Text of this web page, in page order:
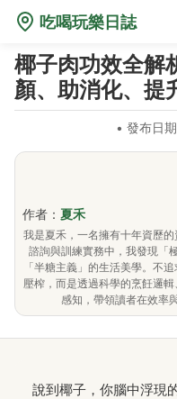
吃喝玩樂日誌
椰子肉功效全解
顏、助消化、提
• 發布日
作者： 夏禾
我是夏禾，一名擁有十年資歷
諮詢與訓練實務中，我發現「
「半糖主義」的生活美學。不
壓榨，而是透過科學的烹飪邏
感知，帶領讀者在效率
說到椰子，你腦中浮現